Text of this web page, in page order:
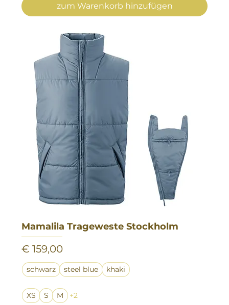
zum Warenkorb hinzufügen
Mamalila Trageweste Stockholm
Preis
€ 159,00
schwarz steel blue khaki
XS S M +2